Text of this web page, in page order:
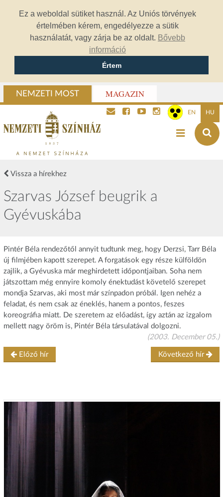
Ez a weboldal sütiket használ. Az Uniós törvények
értelmében kérem, engedélyezze a sütik
használatát, vagy zárja be az oldalt. Bővebb
információ
Értem
NEMZETI MOST MAGAZIN
EN HU
Vissza a hírekhez
Szarvas József beugrik a
Gyévuskába
Pintér Béla rendezőtől annyit tudtunk meg, hogy Derzsi, Tarr Béla
új filmjében kapott szerepet. A forgatások egy része külföldön
zajlik, a Gyévuska már meghirdetett időpontjaiban. Soha nem
játszottam még ennyire komoly énektudást követelő szerepet 
mondja Szarvas, aki most már színpadon próbál. Igen nehéz a
feladat, és nem csak az éneklés, hanem a pontos, feszes
koreográfia miatt. De szeretem az előadást, így aztán az izgalom
mellett nagy öröm is, Pintér Béla társulatával dolgozni.
(2003. December 05.)
Előző hír Következő hír